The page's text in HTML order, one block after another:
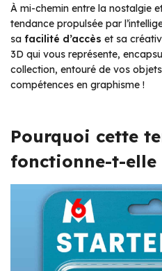
À mi-chemin entre la nostalgie
tendance propulsée par
sa facilité d’accès et sa
3D qui vous représente,
collection, entouré de vos
compétences en graphisme !
Pourquoi cette
fonctionne-t-elle